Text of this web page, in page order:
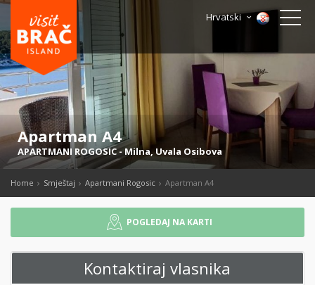
Hrvatski
Apartman A4
APARTMANI ROGOSIC - Milna,Uvala Osibova
Home Smještaj Apartmani Rogosic Apartman A4
POGLEDAJ NA KARTI
Kontaktiraj vlasnika